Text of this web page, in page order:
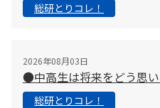
総研とりコレ！
2026年08月03日
●中高生は将来をどう思
総研とりコレ！